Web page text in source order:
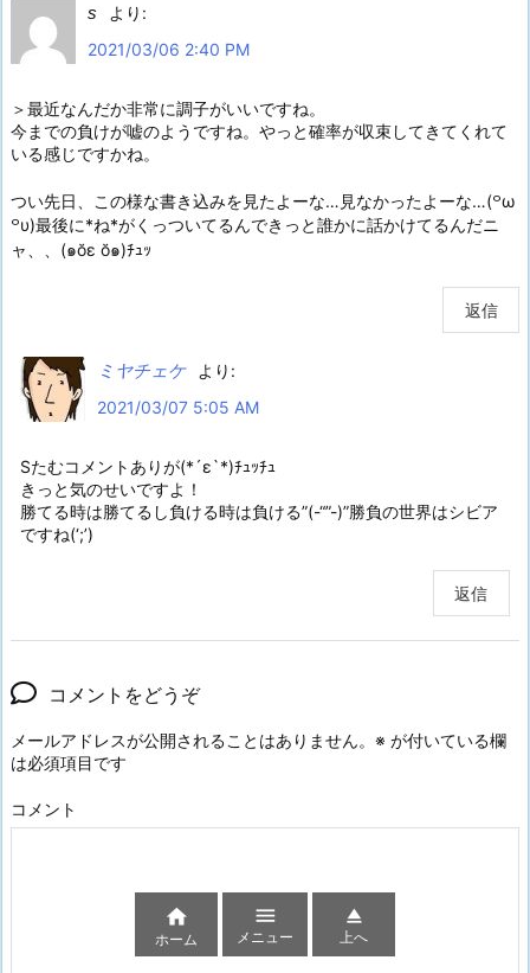
s
より:
2021/03/06 2:40 PM
＞最近なんだか非常に調子がいいですね。
今までの負けが嘘のようですね。やっと確率が収束してきてくれて
いる感じですかね。
つい先日、この様な書き込みを見たよーな…見なかったよーな…(꒪ω
꒪υ)最後に*ね*がくっついてるんできっと誰かに話かけてるんだニ
ャ、、(๑ŏε ŏ๑)ﾁｭｯ
返信
ミヤチェケ
より:
2021/03/07 5:05 AM
Sたむコメントありが(*´ε`*)ﾁｭｯﾁｭ
きっと気のせいですよ！
勝てる時は勝てるし負ける時は負ける”(-“”-)”勝負の世界はシビア
ですね(‘;’)
返信
コメントをどうぞ
メールアドレスが公開されることはありません。 ※ が付いている欄
は必須項目です
コメント

ホーム

メニュー

上へ